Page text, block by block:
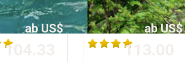
ab US$
104.33
ab US$
113.00